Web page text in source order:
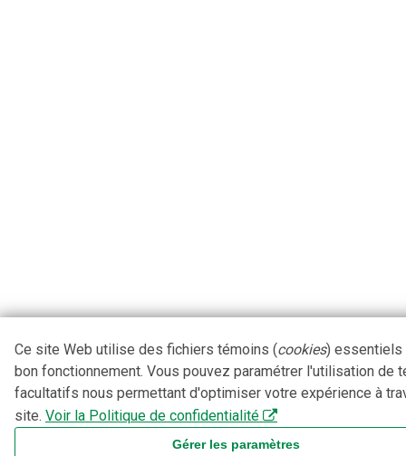
Ce site Web utilise des fichiers témoins (cookies) essentiels
bon fonctionnement. Vous pouvez paramétrer l'utilisation de
facultatifs nous permettant d'optimiser votre expérience à
site. Voir la Politique de confidentialité
Gérer les paramètres